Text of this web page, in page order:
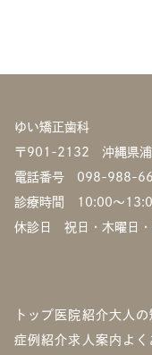
ゆい矯正歯科
〒901-2132 沖縄県浦
電話番号 098-988-
診療時間 10:00〜
休診日 祝日・木曜日・
トップ 医院紹介大人の
症例紹介求人案内 よ